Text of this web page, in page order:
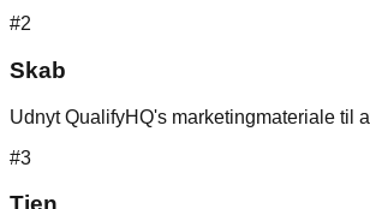
#2
Skab
Udnyt QualifyHQ's marketingmateriale til
#3